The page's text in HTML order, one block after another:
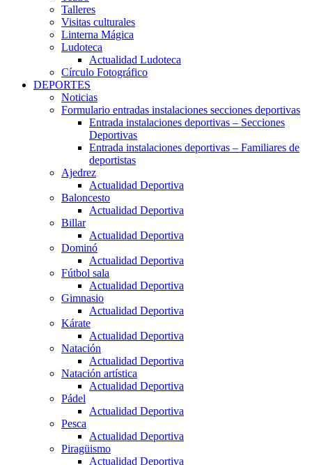
Talleres
Visitas culturales
Linterna Mágica
Ludoteca
Actualidad Ludoteca
Círculo Fotográfico
DEPORTES
Noticias
Formulario entradas instalaciones secciones deportivas
Entrada instalaciones deportivas – Secciones
Deportivas
Entrada instalaciones deportivas – Familiares de
deportistas
Ajedrez
Actualidad Deportiva
Baloncesto
Actualidad Deportiva
Billar
Actualidad Deportiva
Dominó
Actualidad Deportiva
Fútbol sala
Actualidad Deportiva
Gimnasio
Actualidad Deportiva
Kárate
Actualidad Deportiva
Natación
Actualidad Deportiva
Natación artística
Actualidad Deportiva
Pádel
Actualidad Deportiva
Pesca
Actualidad Deportiva
Piragüismo
Actualidad Deportiva